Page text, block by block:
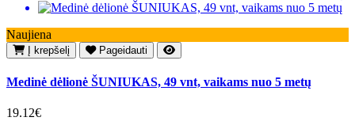
Naujiena
Į krepšelį Pageidauti
Medinė dėlionė ŠUNIUKAS, 49 vnt, vaikams nuo 5 metų
19.12€